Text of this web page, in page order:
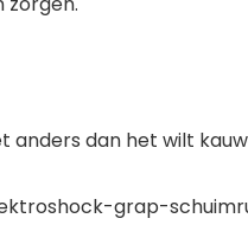
dan het wilt
grap-